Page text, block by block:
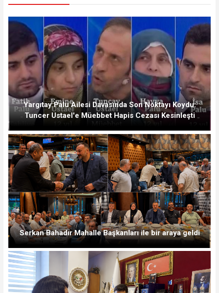
Yargıtay Palu Ailesi Davasında Son Noktayı Koydu:
Tuncer Ustael'e Müebbet Hapis Cezası Kesinleşti
Serkan Bahadır Mahalle Başkanları ile bir araya geldi